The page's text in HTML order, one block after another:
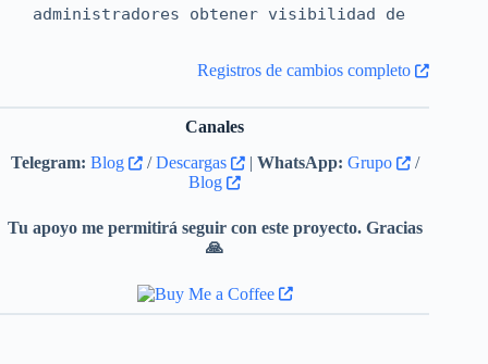
administradores obtener visibilidad de
usuarios administrados. Desde la
los administradores pueden ver qué
gestionar las solicitudes de los
usuarios para las extensiones
bloqueadas. Para obtener más
información, consulte Supervisión de
Valida las compilaciones de Edge con
Registros de cambios completo
Canales
Telegram: Blog /Descargas | WhatsApp: Grupo
/
Blog
Tu apoyo me permitirá seguir con este proyecto. Gracias
🙏